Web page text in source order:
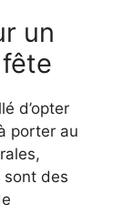
un
d’opter
porter au
sont des